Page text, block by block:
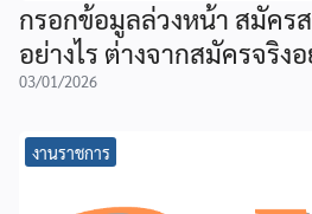
กรอกข้อมูลล่วงหน้า สมัคร
อย่างไร ต่างจากสมัครจริงอ
03/01/2026
งานราชการ